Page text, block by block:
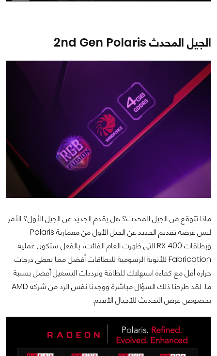
الجيل المحدث 2nd Gen Polaris
ماذا تتوقع من الجيل المحدث؟ هل يقدم الجديد عن الجيل الأول؟ الأمر
ليس غرضه تقديم الجديد عن الجيل الأول من معمارية Polaris
وبطاقات RX 400 التى ظهرت العام الفائت، بالفعل ستكون عملية
Fabrication للأنوية الرسومية للبطاقات أفضل مما يعطى درجات
حرارة أقل مع كفاءة استهلاك للطاقة وترددات التشغيل أفضل بنسبة
ما. لقد طرحنا ذلك السؤال مباشرة ووجدنا نفس الرد من شركة AMD
بخصوص غرض التحديث للأجيال الأقدم.